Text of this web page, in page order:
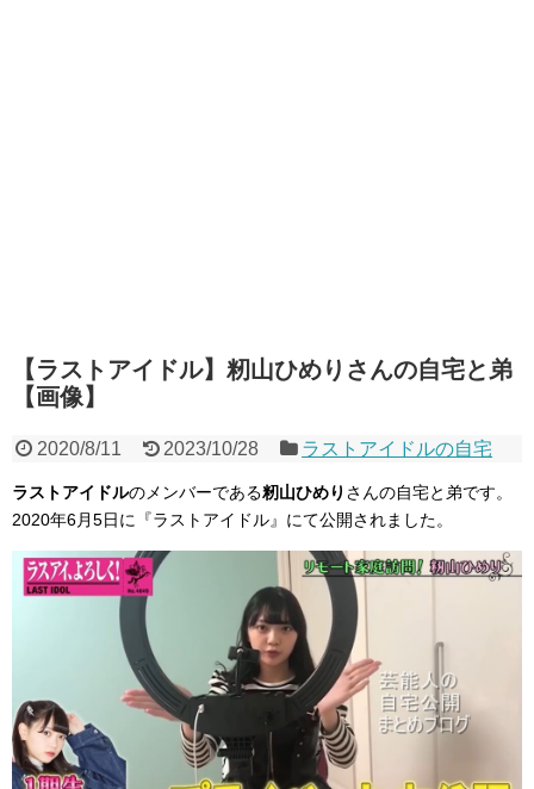
【ラストアイドル】籾山ひめりさんの自宅と弟
【画像】
2020/8/11 2023/10/28 ラストアイドルの自宅
ラストアイドルのメンバーである籾山ひめり さんの自宅と弟です。
2020年6月5日に『ラストアイドル』にて公開されました。